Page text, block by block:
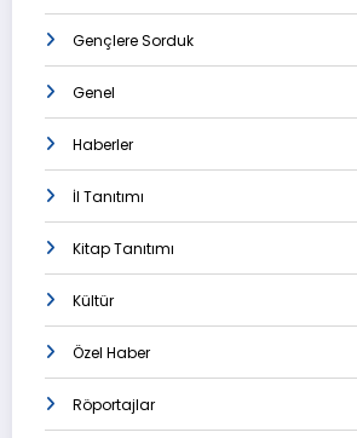
Gençlere Sorduk
Genel
Haberler
İl Tanıtımı
Kitap Tanıtımı
Kültür
Özel Haber
Röportajlar